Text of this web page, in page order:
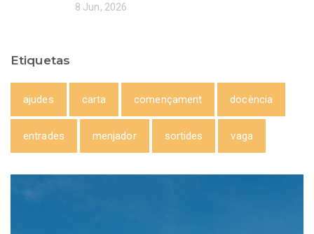
8 Jun, 2026
Etiquetas
ajudes carta començament docència
entrades menjador sortides vaga